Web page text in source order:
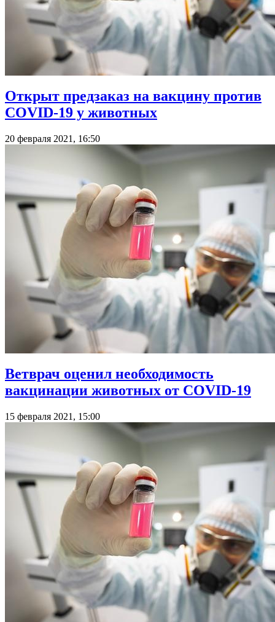
Открыт предзаказ на вакцину против
COVID-19 у животных
20 февраля 2021, 16:50
Ветврач оценил необходимость
вакцинации животных от COVID-19
15 февраля 2021, 15:00